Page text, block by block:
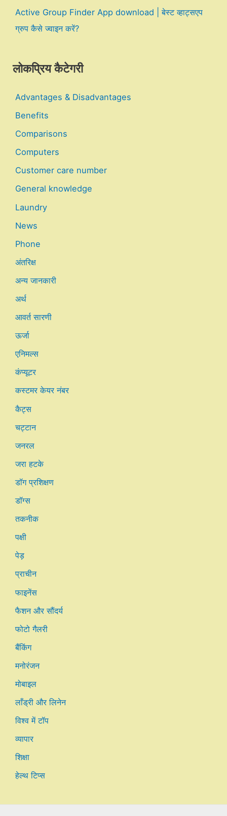
Active Group Finder App download | बेस्ट व्हाट्सएप
ग्रुप कैसे ज्वाइन करें?
लोकप्रिय कैटेगरी
Advantages & Disadvantages
Benefits
Comparisons
Computers
Customer care number
General knowledge
Laundry
News
Phone
अंतरिक्ष
अन्य जानकारी
अर्थ
आवर्त सारणी
ऊर्जा
एनिमल्स
कंप्यूटर
कस्टमर केयर नंबर
कैट्स
चट्टान
जनरल
जरा हटके
डॉग प्रशिक्षण
डॉग्स
तकनीक
पक्षी
पेड़
प्राचीन
फाइनेंस
फैशन और सौंदर्य
फोटो गैलरी
बैंकिंग
मनोरंजन
मोबाइल
लाँड्री और लिनेन
विश्व में टॉप
व्यापार
शिक्षा
हेल्थ टिप्स